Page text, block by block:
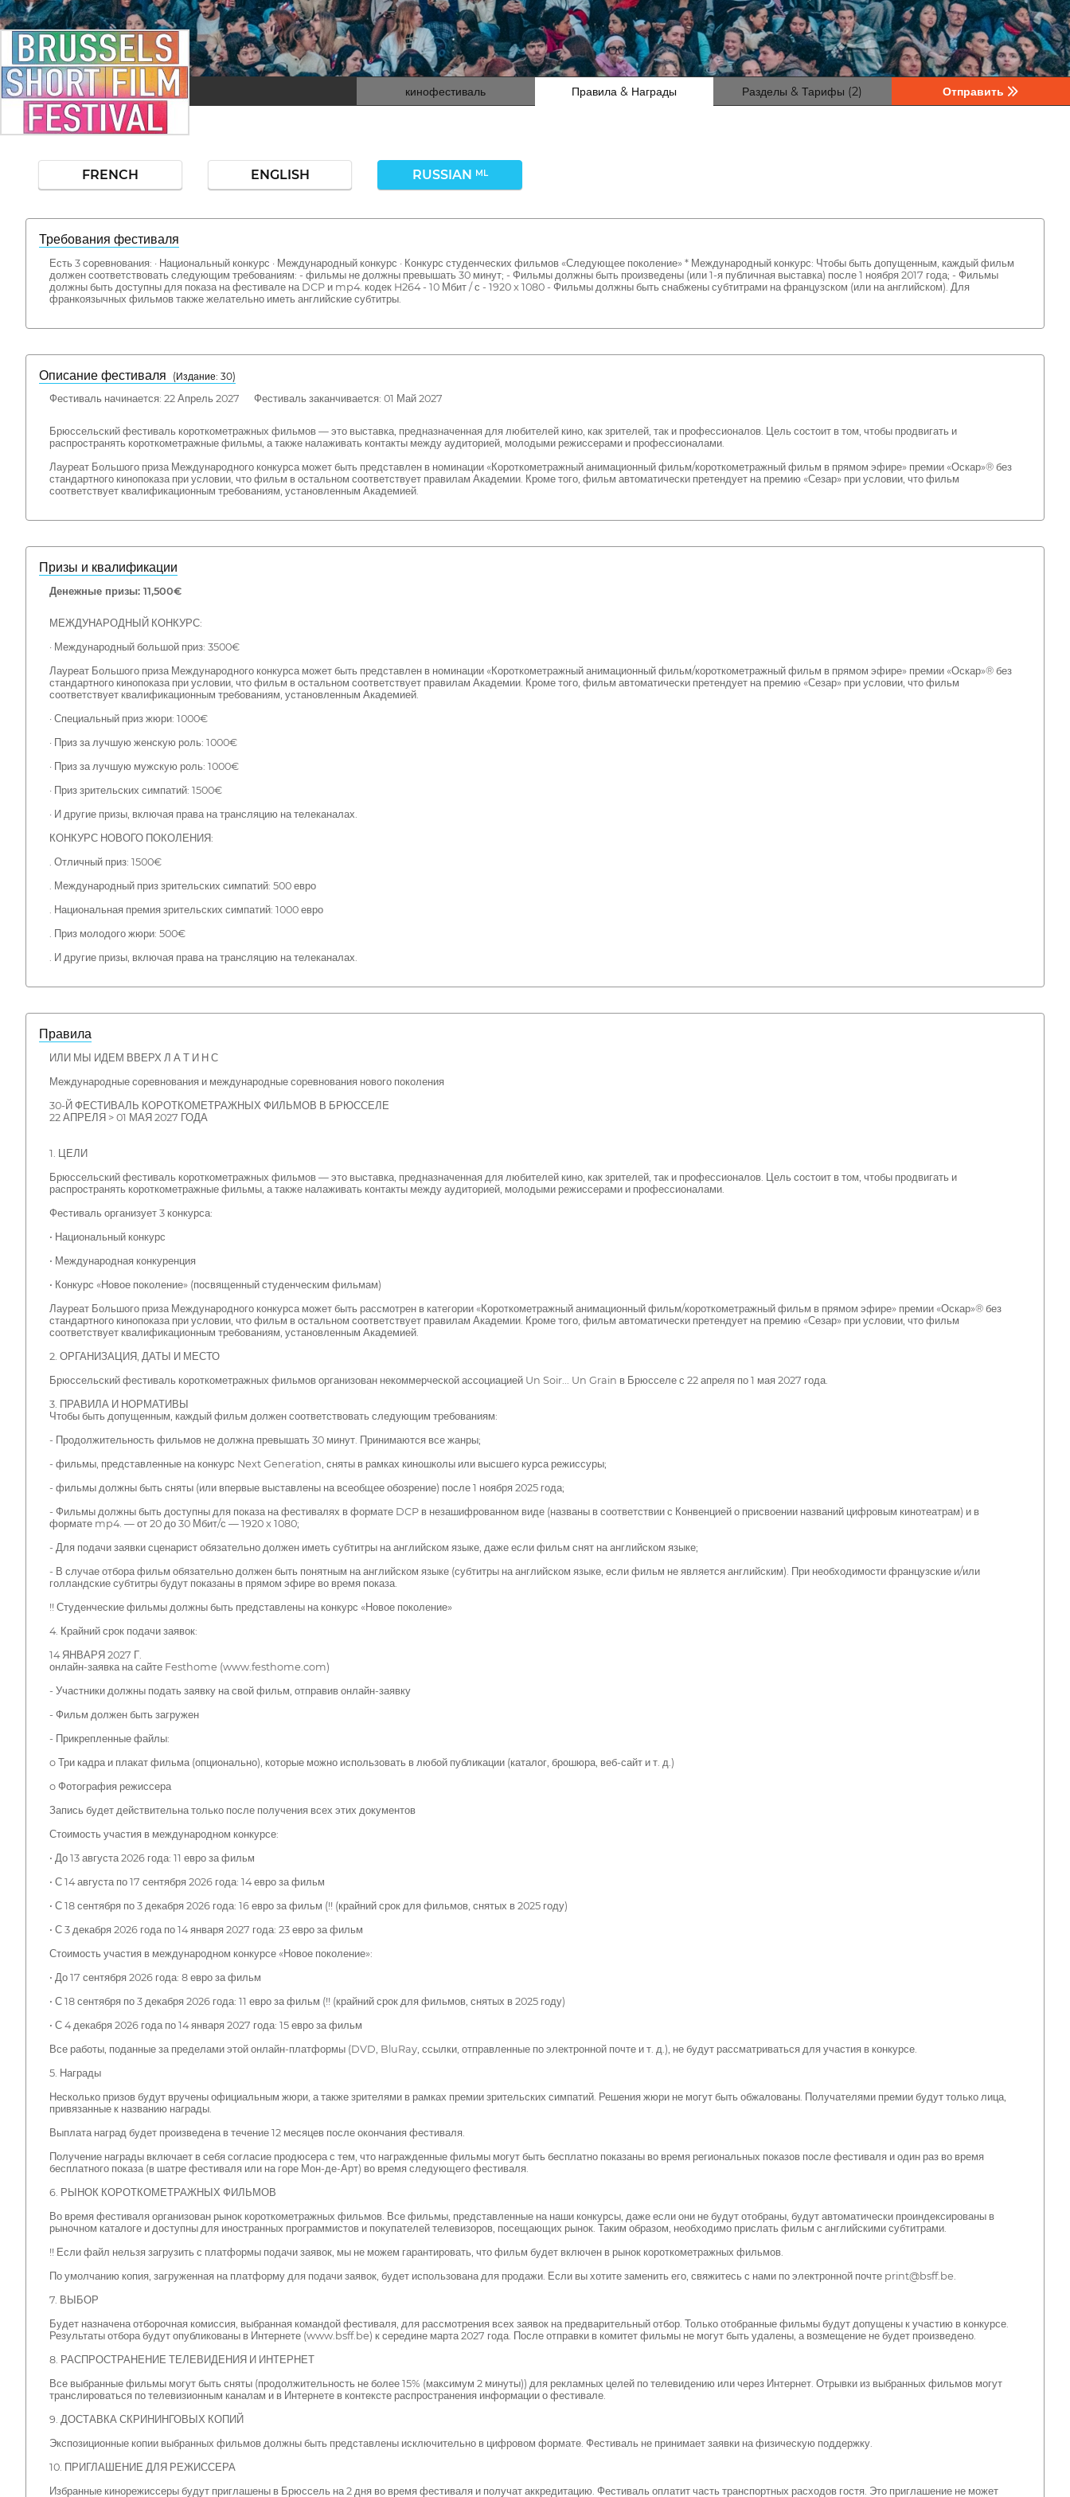
кинофестиваль Правила & Награды Разделы & Тарифы (2) Отправить
FRENCH ENGLISH RUSSIAN ML
Требования фестиваля
Есть 3 соревнования: · Национальный конкурс · Международный конкурс · Конкурс студенческих фильмов «Следующее поколение» * Международный конкурс: Чтобы быть допущенным, каждый фильм
должен соответствовать следующим требованиям: - фильмы не должны превышать 30 минут; - Фильмы должны быть произведены (или 1-я публичная выставка) после 1 ноября 2017 года; - Фильмы
должны быть доступны для показа на фестивале на DCP и mp4. кодек H264 - 10 Мбит / с - 1920 x 1080 - Фильмы должны быть снабжены субтитрами на французском (или на английском). Для
франкоязычных фильмов также желательно иметь английские субтитры.
Описание фестиваля
( Издание: 30)
Фестиваль начинается: 22 Апрель 2027 Фестиваль заканчивается: 01 Май 2027
Брюссельский фестиваль короткометражных фильмов — это выставка, предназначенная для любителей кино, как зрителей, так и профессионалов. Цель состоит в том, чтобы продвигать и
распространять короткометражные фильмы, а также налаживать контакты между аудиторией, молодыми режиссерами и профессионалами.
Лауреат Большого приза Международного конкурса может быть представлен в номинации «Короткометражный анимационный фильм/короткометражный фильм в прямом эфире» премии «Оскар»® без
стандартного кинопоказа при условии, что фильм в остальном соответствует правилам Академии. Кроме того, фильм автоматически претендует на премию «Сезар» при условии, что фильм
соответствует квалификационным требованиям, установленным Академией.
Призы и квалификации
Денежные призы: 11,500€
МЕЖДУНАРОДНЫЙ КОНКУРС:
· Международный большой приз: 3500€
Лауреат Большого приза Международного конкурса может быть представлен в номинации «Короткометражный анимационный фильм/короткометражный фильм в прямом эфире» премии «Оскар»® без
стандартного кинопоказа при условии, что фильм в остальном соответствует правилам Академии. Кроме того, фильм автоматически претендует на премию «Сезар» при условии, что фильм
соответствует квалификационным требованиям, установленным Академией.
· Специальный приз жюри: 1000€
· Приз за лучшую женскую роль: 1000€
· Приз за лучшую мужскую роль: 1000€
· Приз зрительских симпатий: 1500€
· И другие призы, включая права на трансляцию на телеканалах.
КОНКУРС НОВОГО ПОКОЛЕНИЯ:
. Отличный приз: 1500€
. Международный приз зрительских симпатий: 500 евро
. Национальная премия зрительских симпатий: 1000 евро
. Приз молодого жюри: 500€
. И другие призы, включая права на трансляцию на телеканалах.
Правила
ИЛИ МЫ ИДЕМ ВВЕРХ Л А Т И Н С
Международные соревнования и международные соревнования нового поколения
30-Й ФЕСТИВАЛЬ КОРОТКОМЕТРАЖНЫХ ФИЛЬМОВ В БРЮССЕЛЕ
22 АПРЕЛЯ > 01 МАЯ 2027 ГОДА
1. ЦЕЛИ
Брюссельский фестиваль короткометражных фильмов — это выставка, предназначенная для любителей кино, как зрителей, так и профессионалов. Цель состоит в том, чтобы продвигать и
распространять короткометражные фильмы, а также налаживать контакты между аудиторией, молодыми режиссерами и профессионалами.
Фестиваль организует 3 конкурса:
• Национальный конкурс
• Международная конкуренция
• Конкурс «Новое поколение» (посвященный студенческим фильмам)
Лауреат Большого приза Международного конкурса может быть рассмотрен в категории «Короткометражный анимационный фильм/короткометражный фильм в прямом эфире» премии «Оскар»® без
стандартного кинопоказа при условии, что фильм в остальном соответствует правилам Академии. Кроме того, фильм автоматически претендует на премию «Сезар» при условии, что фильм
соответствует квалификационным требованиям, установленным Академией.
2. ОРГАНИЗАЦИЯ, ДАТЫ И МЕСТО
Брюссельский фестиваль короткометражных фильмов организован некоммерческой ассоциацией Un Soir... Un Grain в Брюсселе с 22 апреля по 1 мая 2027 года.
3. ПРАВИЛА И НОРМАТИВЫ
Чтобы быть допущенным, каждый фильм должен соответствовать следующим требованиям:
- Продолжительность фильмов не должна превышать 30 минут. Принимаются все жанры;
- фильмы, представленные на конкурс Next Generation, сняты в рамках киношколы или высшего курса режиссуры;
- фильмы должны быть сняты (или впервые выставлены на всеобщее обозрение) после 1 ноября 2025 года;
- Фильмы должны быть доступны для показа на фестивалях в формате DCP в незашифрованном виде (названы в соответствии с Конвенцией о присвоении названий цифровым кинотеатрам) и в
формате mp4. — от 20 до 30 Мбит/с — 1920 x 1080;
- Для подачи заявки сценарист обязательно должен иметь субтитры на английском языке, даже если фильм снят на английском языке;
- В случае отбора фильм обязательно должен быть понятным на английском языке (субтитры на английском языке, если фильм не является английским). При необходимости французские и/или
голландские субтитры будут показаны в прямом эфире во время показа.
!! Студенческие фильмы должны быть представлены на конкурс «Новое поколение»
4. Крайний срок подачи заявок:
14 ЯНВАРЯ 2027 Г.
онлайн-заявка на сайте Festhome (www.festhome.com)
- Участники должны подать заявку на свой фильм, отправив онлайн-заявку
- Фильм должен быть загружен
- Прикрепленные файлы:
o Три кадра и плакат фильма (опционально), которые можно использовать в любой публикации (каталог, брошюра, веб-сайт и т. д.)
o Фотография режиссера
Запись будет действительна только после получения всех этих документов
Стоимость участия в международном конкурсе:
• До 13 августа 2026 года: 11 евро за фильм
• С 14 августа по 17 сентября 2026 года: 14 евро за фильм
• С 18 сентября по 3 декабря 2026 года: 16 евро за фильм (!! (крайний срок для фильмов, снятых в 2025 году)
• С 3 декабря 2026 года по 14 января 2027 года: 23 евро за фильм
Стоимость участия в международном конкурсе «Новое поколение»:
• До 17 сентября 2026 года: 8 евро за фильм
• С 18 сентября по 3 декабря 2026 года: 11 евро за фильм (!! (крайний срок для фильмов, снятых в 2025 году)
• С 4 декабря 2026 года по 14 января 2027 года: 15 евро за фильм
Все работы, поданные за пределами этой онлайн-платформы (DVD, BluRay, ссылки, отправленные по электронной почте и т. д.), не будут рассматриваться для участия в конкурсе.
5. Награды
Несколько призов будут вручены официальным жюри, а также зрителями в рамках премии зрительских симпатий. Решения жюри не могут быть обжалованы. Получателями премии будут только лица,
привязанные к названию награды.
Выплата наград будет произведена в течение 12 месяцев после окончания фестиваля.
Получение награды включает в себя согласие продюсера с тем, что награжденные фильмы могут быть бесплатно показаны во время региональных показов после фестиваля и один раз во время
бесплатного показа (в шатре фестиваля или на горе Мон-де-Арт) во время следующего фестиваля.
6. РЫНОК КОРОТКОМЕТРАЖНЫХ ФИЛЬМОВ
Во время фестиваля организован рынок короткометражных фильмов. Все фильмы, представленные на наши конкурсы, даже если они не будут отобраны, будут автоматически проиндексированы в
рыночном каталоге и доступны для иностранных программистов и покупателей телевизоров, посещающих рынок. Таким образом, необходимо прислать фильм с английскими субтитрами.
!! Если файл нельзя загрузить с платформы подачи заявок, мы не можем гарантировать, что фильм будет включен в рынок короткометражных фильмов.
По умолчанию копия, загруженная на платформу для подачи заявок, будет использована для продажи. Если вы хотите заменить его, свяжитесь с нами по электронной почте print@bsff.be.
7. ВЫБОР
Будет назначена отборочная комиссия, выбранная командой фестиваля, для рассмотрения всех заявок на предварительный отбор. Только отобранные фильмы будут допущены к участию в конкурсе.
Результаты отбора будут опубликованы в Интернете (www.bsff.be) к середине марта 2027 года. После отправки в комитет фильмы не могут быть удалены, а возмещение не будет произведено.
8. РАСПРОСТРАНЕНИЕ ТЕЛЕВИДЕНИЯ И ИНТЕРНЕТ
Все выбранные фильмы могут быть сняты (продолжительность не более 15% (максимум 2 минуты)) для рекламных целей по телевидению или через Интернет. Отрывки из выбранных фильмов могут
транслироваться по телевизионным каналам и в Интернете в контексте распространения информации о фестивале.
9. ДОСТАВКА СКРИНИНГОВЫХ КОПИЙ
Экспозиционные копии выбранных фильмов должны быть представлены исключительно в цифровом формате. Фестиваль не принимает заявки на физическую поддержку.
10. ПРИГЛАШЕНИЕ ДЛЯ РЕЖИССЕРА
Избранные кинорежиссеры будут приглашены в Брюссель на 2 дня во время фестиваля и получат аккредитацию. Фестиваль оплатит часть транспортных расходов гостя. Это приглашение не может